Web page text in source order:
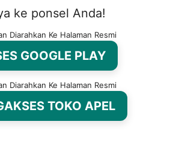
ke ponsel Anda!
Diarahkan Ke Halaman Resmi
GOOGLE PLAY
Diarahkan Ke Halaman Resmi
TOKO APEL